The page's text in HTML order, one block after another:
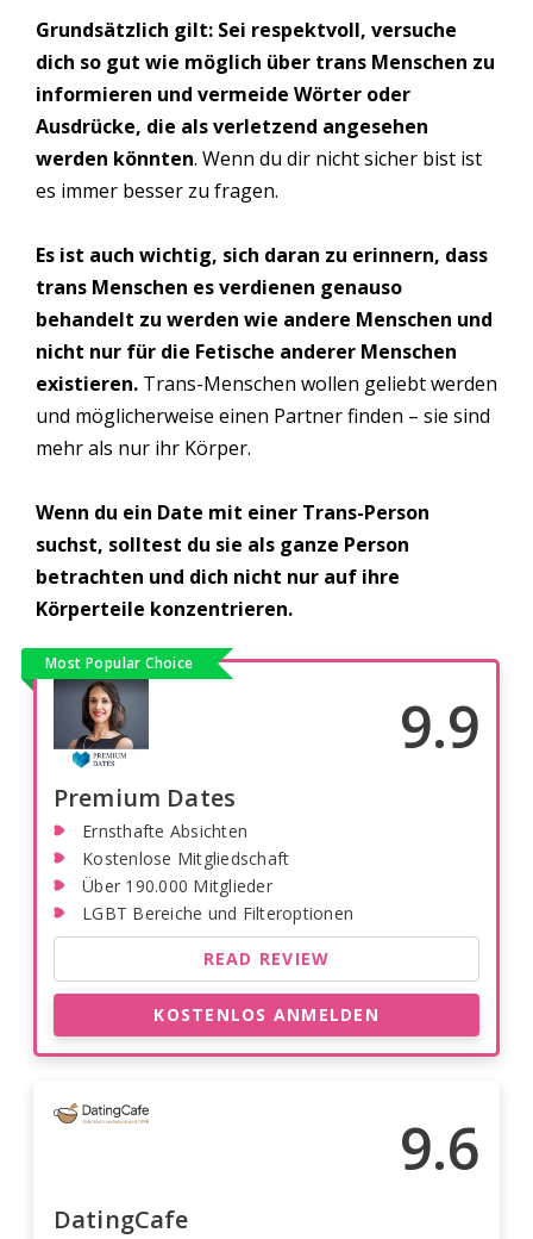
Grundsätzlich gilt: Sei respektvoll, versuche
dich so gut wie möglich über trans Menschen zu
informieren und vermeide Wörter oder
Ausdrücke, die als verletzend angesehen
werden könnten. Wenn du dir nicht sicher bist ist
es immer besser zu fragen.
Es ist auch wichtig, sich daran zu erinnern, dass
trans Menschen es verdienen genauso
behandelt zu werden wie andere Menschen und
nicht nur für die Fetische anderer Menschen
existieren. Trans-Menschen wollen geliebt werden
und möglicherweise einen Partner finden – sie sind
mehr als nur ihr Körper.
Wenn du ein Date mit einer Trans-Person
suchst, solltest du sie als ganze Person
betrachten und dich nicht nur auf ihre
Körperteile konzentrieren.
Most Popular Choice
9.9
Premium Dates
Ernsthafte Absichten
Kostenlose Mitgliedschaft
Über 190.000 Mitglieder
LGBT Bereiche und Filteroptionen
READ REVIEW
KOSTENLOS ANMELDEN
9.6
DatingCafe